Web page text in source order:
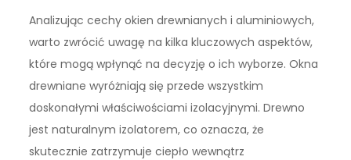
Analizując cechy okien drewnianych i aluminiowych,
warto zwrócić uwagę na kilka kluczowych aspektów,
które mogą wpłynąć na decyzję o ich wyborze. Okna
drewniane wyróżniają się przede wszystkim
doskonałymi właściwościami izolacyjnymi. Drewno
jest naturalnym izolatorem, co oznacza, że
skutecznie zatrzymuje ciepło wewnątrz